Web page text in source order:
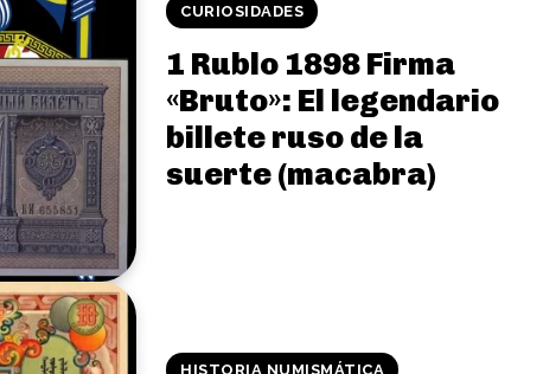
CURIOSIDADES
1 Rublo 1898 Firma
«Bruto»: El legendario
billete ruso de la
suerte (macabra)
HISTORIA NUMISMÁTICA